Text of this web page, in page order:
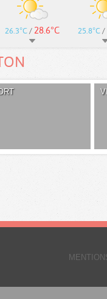
26.3°C / 28.6°C 25.8°C /